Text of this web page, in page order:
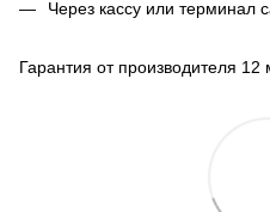
Через кассу или терминал
Гарантия от производителя 12